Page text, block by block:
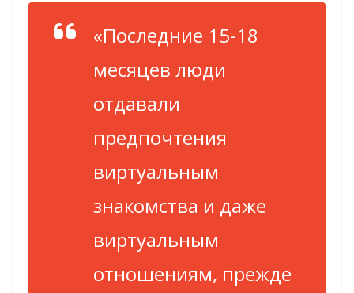
«Последние 15-18
месяцев люди
отдавали
предпочтения
виртуальным
знакомства и даже
виртуальным
отношениям, прежде